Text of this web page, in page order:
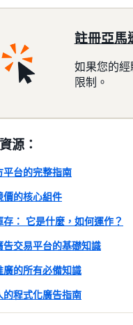
註冊亞馬
如果您的
限制。
源：
平台的完整指南
價的核心組件
存： 它是什麼，如何運作？
告交易平台的基礎知識
廣的所有必備知識
的程式化廣告指南